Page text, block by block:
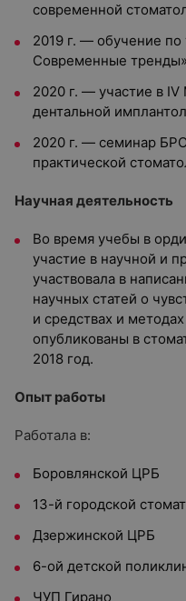
современной
2019 г. — обучение
Современные тренды»
2020 г. — участие в
дентальной
2020 г. — семинар
практической
Научная деятельность
Во время учебы в
участие в научной и
участвовала в
научных статей о
и средствах и
опубликованы в
2018 год.
Опыт работы
Работала в:
Боровлянской ЦРБ
13-й городской
Дзержинской ЦРБ
6-ой детской
ЧУП Гирано